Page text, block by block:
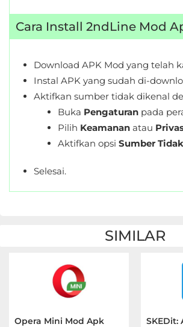
Cara Install 2ndLine Mod
Download APK Mod yang telah
Instal APK yang sudah di-
Aktifkan sumber tidak dikenal
Buka Pengaturan pada
Pilih Keamanan atau
Aktifkan opsi Sumber
Selesai.
SIMILAR
Opera Mini Mod Apk
SKEDit: